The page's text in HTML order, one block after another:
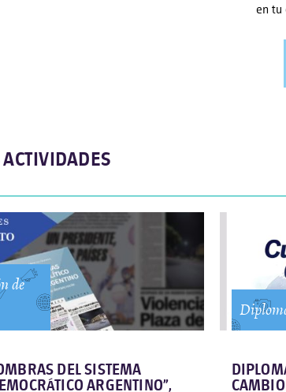
en tu
ACTIVIDADES
de
DEL SISTEMA
ARGENTINO”,